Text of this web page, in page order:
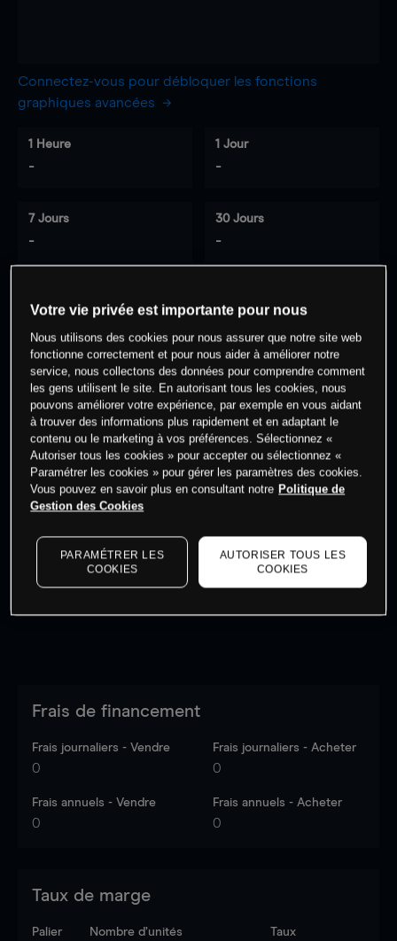
Connectez-vous pour débloquer les fonctions
graphiques avancées
1 Heure
-
1 Jour
-
7 Jours
-
30 Jours
-
0% des clients ont une position à
cet actif
Commencez à trader
Les prix sont indicatifs.
dernières données du marché.Log into see latest
market data
Frais de financement
Frais journaliers - Vendre
0
Frais journaliers - Acheter
0
Frais annuels - Vendre
0
Frais annuels - Acheter
0
Taux de marge
Palier Nombre d’unités Taux
Votre vie privée est importante pour nous
Nous utilisons des cookies pour nous assurer que notre site web
fonctionne correctement et pour nous aider à améliorer notre
service, nous collectons des données pour comprendre comment
les gens utilisent le site. En autorisant tous les cookies, nous
pouvons améliorer votre expérience, par exemple en vous aidant
à trouver des informations plus rapidement et en adaptant le
contenu ou le marketing à vos préférences. Sélectionnez «
Autoriser tous les cookies » pour accepter ou sélectionnez «
Paramétrer les cookies » pour gérer les paramètres des cookies.
Vous pouvez en savoir plus en consultant notre Politique de
Gestion des Cookies
PARAMÉTRER LES
COOKIES
AUTORISER TOUS LES
COOKIES